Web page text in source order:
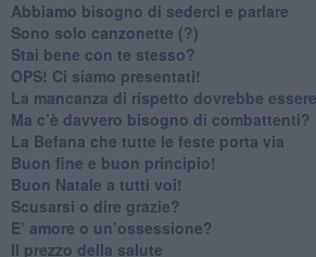
​Abbiamo bisogno di sederci e parlare
Sono solo canzonette (?)
​Stai bene con te stesso?
​OPS! Ci siamo presentati!
​La mancanza di rispetto dovrebbe
​Ma c’è davvero bisogno di combattenti?
​La Befana che tutte le feste porta via
Buon fine e buon principio!
​Buon Natale a tutti voi!
​Scusarsi o dire grazie?
​E’ amore o un’ossessione?
​Il prezzo della salute